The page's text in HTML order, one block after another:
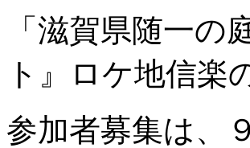
「滋賀県随一
ト』ロケ地信楽
参加者募集は、